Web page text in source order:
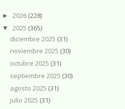
► 2026 (228)
▼ 2025 (365)
diciembre 2025 (31)
noviembre 2025 (30)
octubre 2025 (31)
septiembre 2025 (30)
agosto 2025 (31)
julio 2025 (31)